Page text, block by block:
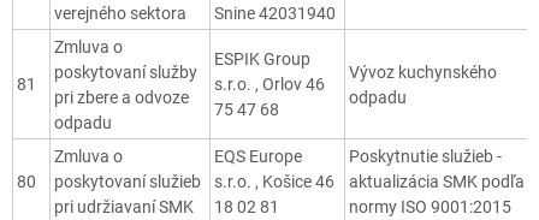
verejného sektora Snine 42031940
81
Zmluva o
poskytovaní služby
pri zbere a odvoze
odpadu
ESPIK Group
s.r.o. , Orlov 46
75 47 68
Vývoz kuchynského
odpadu
80
Zmluva o
poskytovaní služieb
pri udržiavaní SMK
EQS Europe
s.r.o. , Košice 46
18 02 81
Poskytnutie služieb -
aktualizácia SMK podľa
normy ISO 9001:2015